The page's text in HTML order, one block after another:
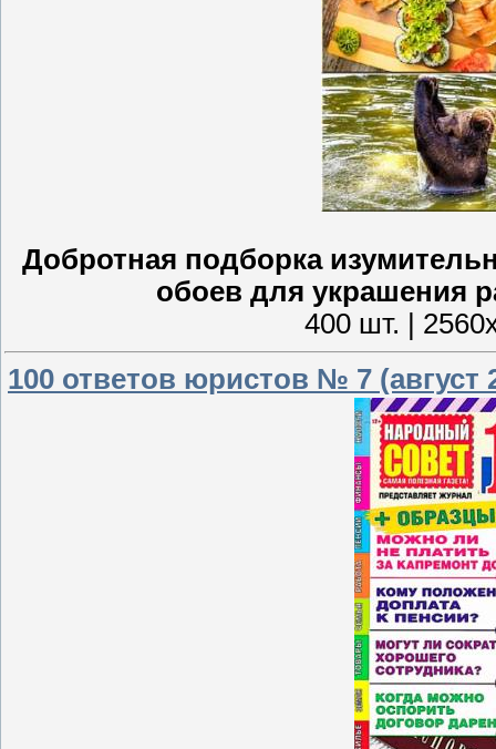
Добротная подборка
обоев для украшения
400 шт. |
100 ответов юристов № 7 (август